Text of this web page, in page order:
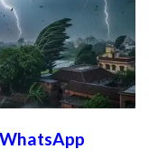
WhatsApp